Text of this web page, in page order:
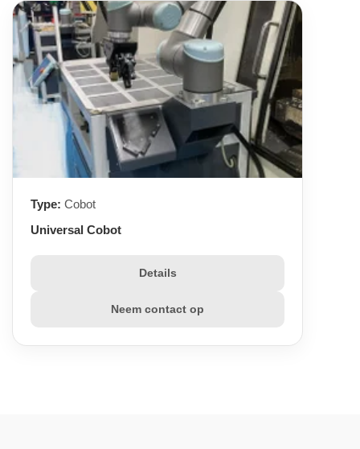
Type: Cobot
Universal Cobot
Details
Neem contact op